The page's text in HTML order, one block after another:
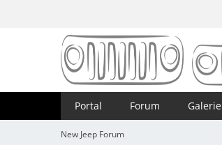
Portal Forum Galerie
New Jeep Forum